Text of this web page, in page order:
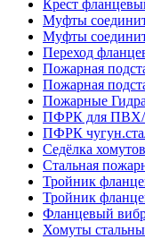
Крест
Муфты
Муфты
Переход
Пожарная
Пожарная
Пожарные
ПФРК для
ПФРК
Седёлка
Стальная
Тройник
Тройник
Фланцевый
Хомуты